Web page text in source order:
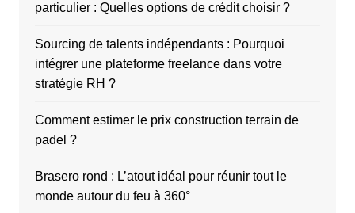
particulier : Quelles options de crédit choisir ?
Sourcing de talents indépendants : Pourquoi
intégrer une plateforme freelance dans votre
stratégie RH ?
Comment estimer le prix construction terrain de
padel ?
Brasero rond : L’atout idéal pour réunir tout le
monde autour du feu à 360°